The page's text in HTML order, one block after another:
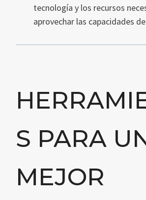
tecnología y los recursos
aprovechar las capacidades
S PARA
MEJOR